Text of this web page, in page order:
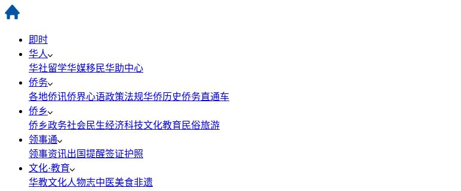
即时
华人
华社留学华媒移民华助中心
侨务
各地侨讯侨界心语政策法规华侨历史侨务直通车
侨乡
侨乡政务社会民生经济科技文化教育 民俗旅游
领事通
领事资讯出国提醒签证护照
文化·教育
华教文化人物志中医美食非遗